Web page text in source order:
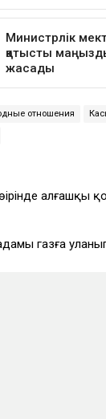
отношения
өңірінде алғашқы
газға